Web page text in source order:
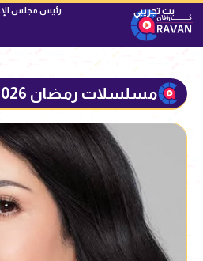
رئيس مجلس
مسلسلات رمضان 2026 Page 7